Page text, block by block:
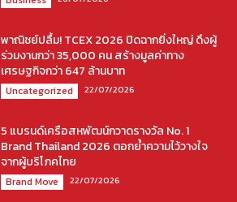
พาณิชย์ปลื้ม! TCEX 2026 ปิดฉากยิ่งใหญ่ ดึงผู้
ร่วมงานกว่า 35,000 คน สร้างมูลค่าทาง
เศรษฐกิจกว่า 647 ล้านบาท
Uncategorized 22/07/2026
5 แบรนด์เครือสหพัฒน์กวาดรางวัล No. 1
Brand Thailand 2026 ตอกย้ำความไว้วางใจ
จากผู้บริโภคไทย
Brand Move 22/07/2026